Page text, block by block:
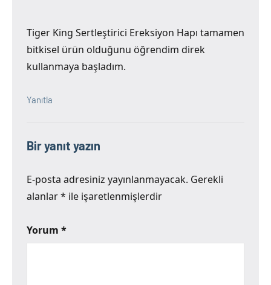
Tiger King Sertleştirici Ereksiyon Hapı tamamen
bitkisel ürün olduğunu öğrendim direk
kullanmaya başladım.
Yanıtla
Bir yanıt yazın
E-posta adresiniz yayınlanmayacak. Gerekli
alanlar* ile işaretlenmişlerdir
Yorum *